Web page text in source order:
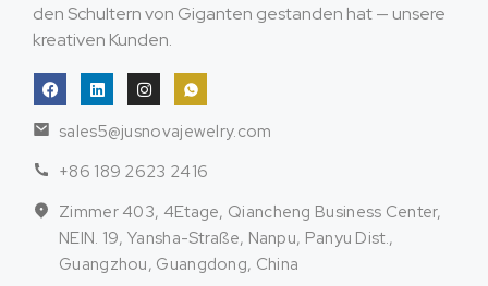
den Schultern von Giganten gestanden hat — unsere
kreativen Kunden.
sales5@jusnovajewelry.com
+86 189 2623 2416
Zimmer 403, 4Etage, Qiancheng Business Center,
NEIN. 19, Yansha-Straße, Nanpu, Panyu Dist.,
Guangzhou, Guangdong, China